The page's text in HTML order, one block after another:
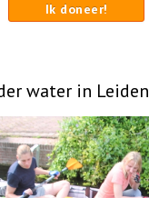
Ik doneer!
water in Leiden